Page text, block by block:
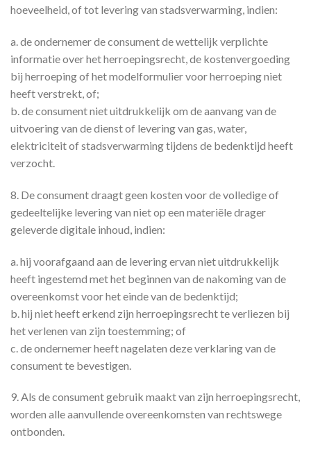
hoeveelheid, of tot levering van stadsverwarming, indien:
a. de ondernemer de consument de wettelijk verplichte
informatie over het herroepingsrecht, de kostenvergoeding
bij herroeping of het modelformulier voor herroeping niet
heeft verstrekt, of;
b. de consument niet uitdrukkelijk om de aanvang van de
uitvoering van de dienst of levering van gas, water,
elektriciteit of stadsverwarming tijdens de bedenktijd heeft
verzocht.
8. De consument draagt geen kosten voor de volledige of
gedeeltelijke levering van niet op een materiële drager
geleverde digitale inhoud, indien:
a. hij voorafgaand aan de levering ervan niet uitdrukkelijk
heeft ingestemd met het beginnen van de nakoming van de
overeenkomst voor het einde van de bedenktijd;
b. hij niet heeft erkend zijn herroepingsrecht te verliezen bij
het verlenen van zijn toestemming; of
c. de ondernemer heeft nagelaten deze verklaring van de
consument te bevestigen.
9. Als de consument gebruik maakt van zijn herroepingsrecht,
worden alle aanvullende overeenkomsten van rechtswege
ontbonden.